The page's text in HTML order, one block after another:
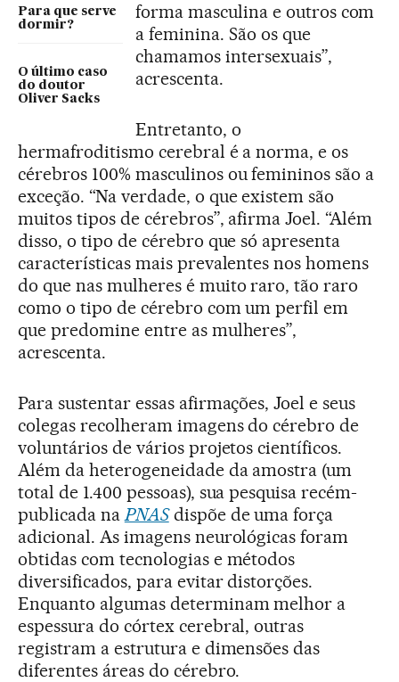
Para que serve
dormir?
O último caso
do doutor
Oliver Sacks
forma masculina e outros com
a feminina. São os que
chamamos intersexuais”,
acrescenta.
Entretanto, o
hermafroditismo cerebral é a norma, e os
cérebros 100% masculinos ou femininos são a
exceção. “Na verdade, o que existem são
muitos tipos de cérebros”, afirma Joel. “Além
disso, o tipo de cérebro que só apresenta
características mais prevalentes nos homens
do que nas mulheres é muito raro, tão raro
como o tipo de cérebro com um perfil em
que predomine entre as mulheres”,
acrescenta.
Para sustentar essas afirmações, Joel e seus
colegas recolheram imagens do cérebro de
voluntários de vários projetos científicos.
Além da heterogeneidade da amostra (um
total de 1.400 pessoas), sua pesquisa recém-
publicada na PNASdispõe de uma força
adicional. As imagens neurológicas foram
obtidas com tecnologias e métodos
diversificados, para evitar distorções.
Enquanto algumas determinam melhor a
espessura do córtex cerebral, outras
registram a estrutura e dimensões das
diferentes áreas do cérebro.